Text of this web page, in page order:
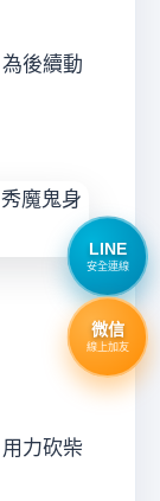
後續動
力砍柴
LINE
安全連線
微信
線上加友